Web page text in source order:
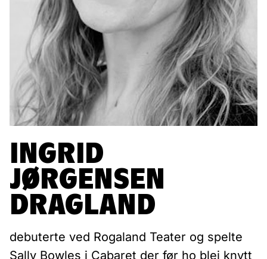
INGRID
JØRGENSEN
DRAGLAND
debuterte ved Rogaland Teater og spelte
Sally Bowles i Cabaret der før ho blei knytt